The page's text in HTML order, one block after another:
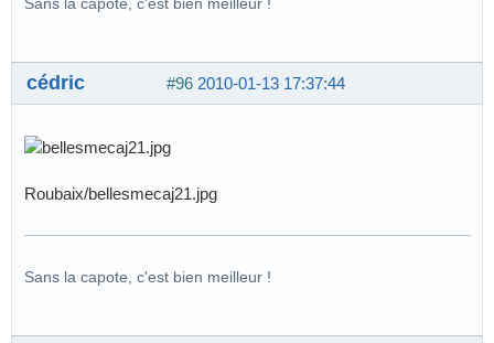
Sans la capote, c'est bien meilleur !
#96 2010-01-13 17:37:44
cédric
Roubaix/bellesmecaj21.jpg
Sans la capote, c'est bien meilleur !